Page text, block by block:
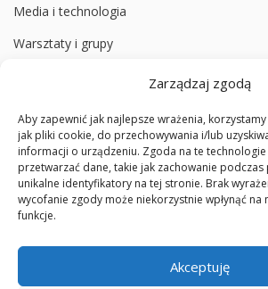
Zarządzaj zgodą
Aby zapewnić jak najlepsze wrażenia,
jak pliki cookie, do przechowywania i/lub
informacji o urządzeniu. Zgoda na te
przetwarzać dane, takie jak zachowanie
unikalne identyfikatory na tej stronie. Brak
wycofanie zgody może niekorzystnie wpłynąć na
funkcje.
Akceptuję
Media i technologia
Warsztaty i grupy
O poradni
Zespół
Media społecznościowe